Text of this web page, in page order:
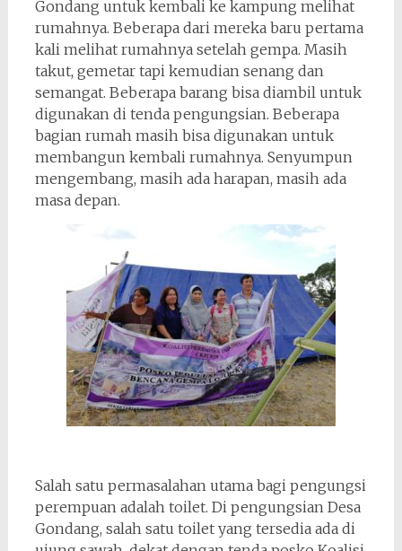
Gondang untuk kembali ke kampung melihat
rumahnya. Beberapa dari mereka baru pertama
kali melihat rumahnya setelah gempa. Masih
takut, gemetar tapi kemudian senang dan
semangat. Beberapa barang bisa diambil untuk
digunakan di tenda pengungsian. Beberapa
bagian rumah masih bisa digunakan untuk
membangun kembali rumahnya. Senyumpun
mengembang, masih ada harapan, masih ada
masa depan.
Salah satu permasalahan utama bagi pengungsi
perempuan adalah toilet. Di pengungsian Desa
Gondang, salah satu toilet yang tersedia ada di